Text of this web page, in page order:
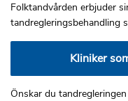
Folktandvården erbjuder
tandregleringsbehandling
Kliniker
Önskar du